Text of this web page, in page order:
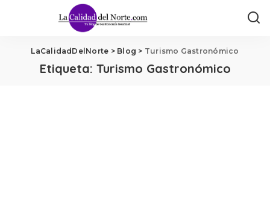
LaCalidadDelNorte > Blog > Turismo Gastronómico
Etiqueta: Turismo Gastronómico